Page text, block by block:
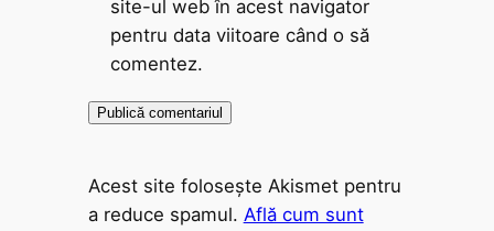
site-ul web în acest navigator
pentru data viitoare când o să
comentez.
Acest site folosește Akismet pentru
a reduce spamul. Află cum sunt